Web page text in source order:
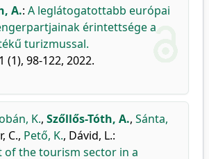
A.: A leglátogatottabb európai
érintettsége a
turizmussal.
(1), 98-122, 2022.
K., Szőllős-Tóth, A., Sánta,
C., Pető, K., Dávid, L.:
of the tourism sector in a